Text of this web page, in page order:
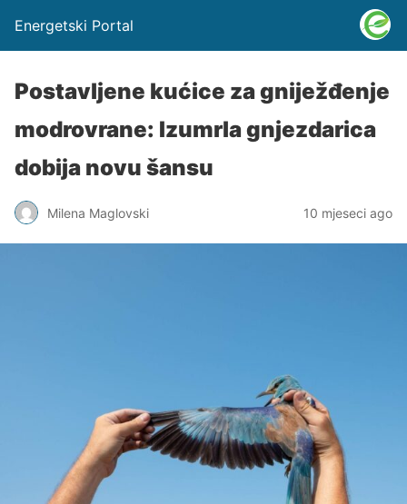
Energetski Portal
Postavljene kućice za gniježđenje
modrovrane: Izumrla gnjezdarica
dobija novu šansu
Milena Maglovski 10 mjeseci ago